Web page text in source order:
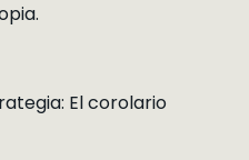
El corolario